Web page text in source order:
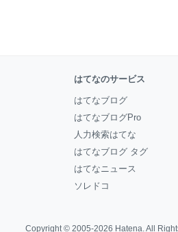
はてなのサービス
はてなブログ
はてなブログPro
人力検索はてな
はてなブログ タグ
はてなニュース
ソレドコ
Copyright © 2005-2026 Hatena. All